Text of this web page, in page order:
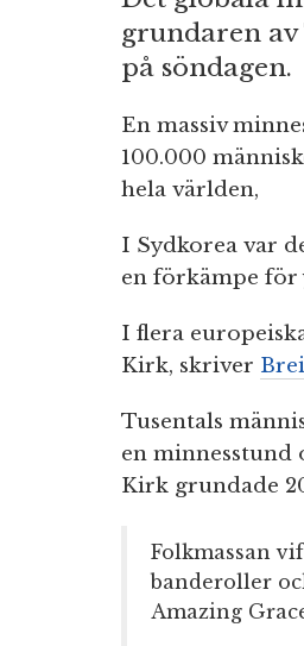
grundaren
på söndagen.
En massiv
100.000
hela världen,
I Sydkorea var
en förkämpe
I flera
Kirk, skriver
Tusentals
en minnesstund
Kirk grundade
Folkmassan
banderoller
Amazing